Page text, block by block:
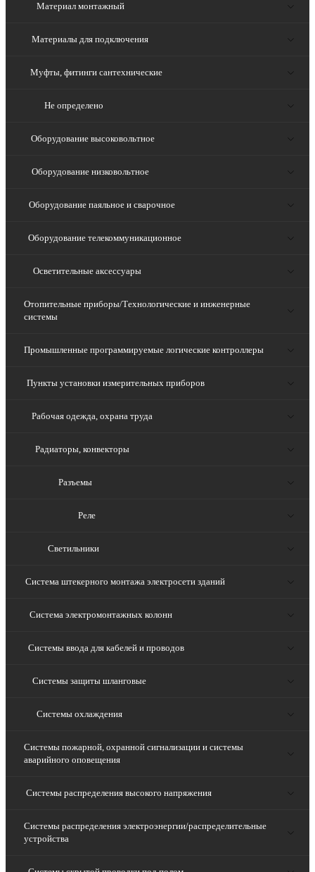
Материал монтажный
Материалы для подключения
Муфты, фитинги сантехнические
Не определено
Оборудование высоковольтное
Оборудование низковольтное
Оборудование паяльное и сварочное
Оборудование телекоммуникационное
Осветительные аксессуары
Отопительные приборы/Технологические и инженерные
системы
Промышленные программируемые логические контроллеры
Пункты установки измерительных приборов
Рабочая одежда, охрана труда
Радиаторы, конвекторы
Разъемы
Реле
Светильники
Система штекерного монтажа электросети зданий
Система электромонтажных колонн
Системы ввода для кабелей и проводов
Системы защиты шланговые
Системы охлаждения
Системы пожарной, охранной сигнализации и системы
аварийного оповещения
Системы распределения высокого напряжения
Системы распределения электроэнергии/распределительные
устройства